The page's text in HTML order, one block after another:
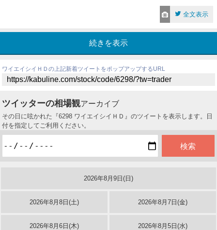
全文表示
続きを表示
ワイエイシイＨＤの上記新着ツイートをポップアップするURL
ツイッターの相場観アーカイブ
その日に呟かれた『6298 ワイエイシイＨＤ』のツイートを表示します。日
付を指定してご利用ください。
2026年8月9日(日)
2026年8月8日(土) 2026年8月7日(金)
2026年8月6日(木) 2026年8月5日(水)